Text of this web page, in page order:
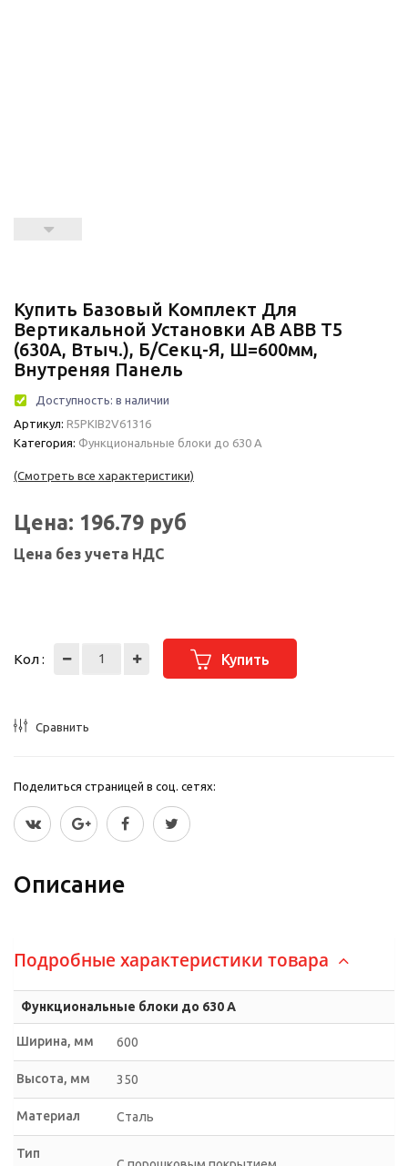
Купить Базовый Комплект Для
Вертикальной Установки АВ ABB T5
(630A, Втыч.), Б/секц-Я, Ш=600мм,
Внутреняя Панель
Доступность: в наличии
Артикул: R5PKIB2V61316
Категория: Функциональные блоки до 630 А
(Смотреть все характеристики)
Цена: 196.79 руб
Цена без учета НДС
Кол : Купить
Сравнить
Поделиться страницей в соц. сетях:
Описание
Подробные характеристики товара
Функциональные блоки до 630 А
Ширина, мм 600
Высота, мм 350
Материал Сталь
Тип